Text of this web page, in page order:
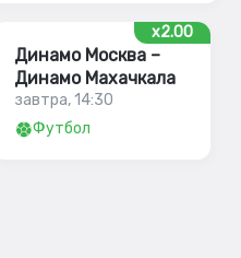
x2.00
Динамо Москва –
Динамо Махачкала
завтра, 14:30
Футбол